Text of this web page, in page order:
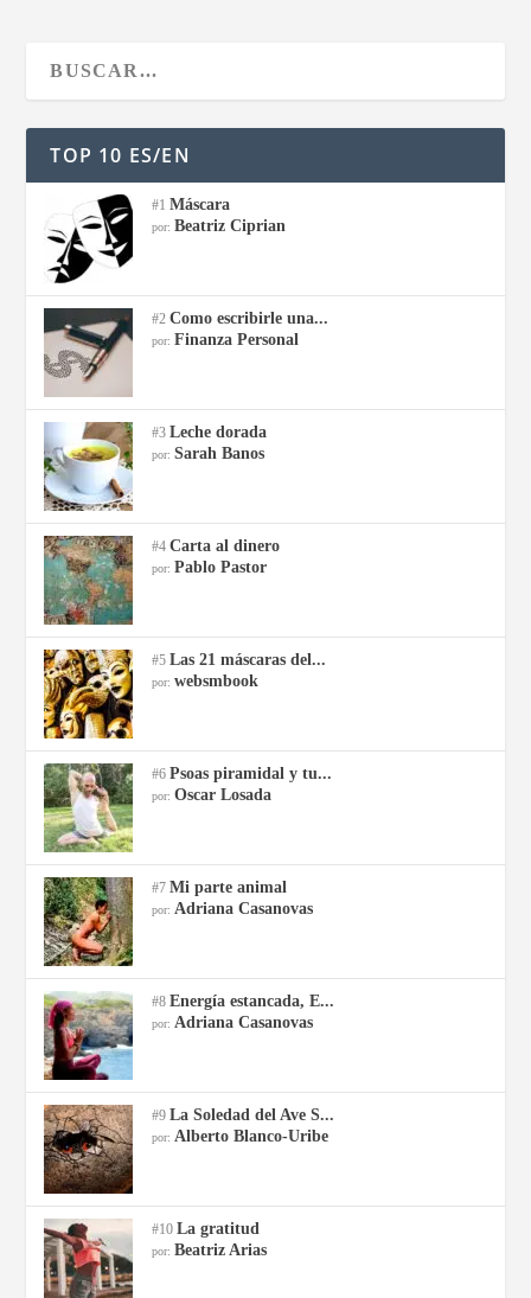
TOP 10 ES/EN
#1Máscara
por: Beatriz Ciprian
#2Como escribirle una...
por: Finanza Personal
#3Leche dorada
por:Sarah Banos
#4Carta al dinero
por: Pablo Pastor
#5Las 21 máscaras del...
por:websmbook
#6Psoas piramidal y tu...
por:Oscar Losada
#7Mi parte animal
por: Adriana Casanovas
#8Energía estancada, E...
por: Adriana Casanovas
#9La Soledad del Ave S...
por: Alberto Blanco-Uribe
#10La gratitud
por: Beatriz Arias